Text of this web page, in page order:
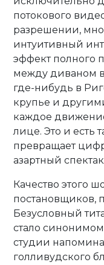
потокового
разрешении,
интуитивный
эффект полного
между диваном в
где-нибудь в
крупье и
каждое
лице. Это и есть
превращает
азартный
Качество этого
постановщиков,
Безусловный
стало
студии
голливудского